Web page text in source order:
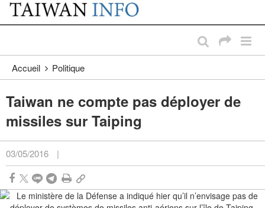
Passer au contenu principal
:::
Accueil Politique
Taiwan ne compte pas déployer de
missiles sur Taiping
03/05/2016 |